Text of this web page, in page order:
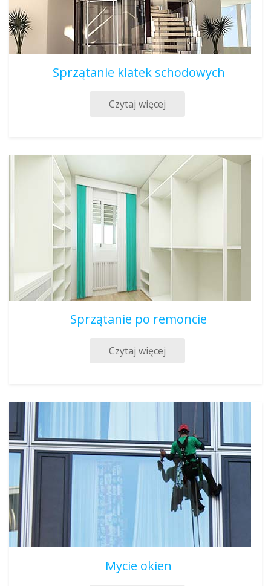
Sprzątanie klatek schodowych
Czytaj więcej
Sprzątanie po remoncie
Czytaj więcej
Mycie okien